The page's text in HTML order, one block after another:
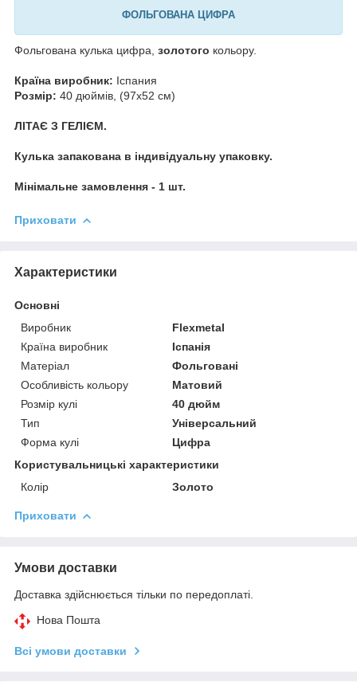
ФОЛЬГОВАНА ЦИФРА
Фольгована кулька цифра, золотого кольору.
Країна виробник: Іспания
Розмір: 40 дюймів, (97х52 см)
ЛІТАЄ З ГЕЛІЄМ.
Кулька запакована в індивідуальну упаковку.
Мінімальне замовлення - 1 шт.
Приховати
Характеристики
Основні
Виробник
Flexmetal
Країна виробник
Іспанія
Матеріал
Фольговані
Особливість кольору
Матовий
Розмір кулі
40 дюйм
Тип
Універсальний
Форма кулі
Цифра
Користувальницькі характеристики
Колір
Золото
Приховати
Умови доставки
Доставка здійснюється тільки по передоплаті.
Нова Пошта
Всі умови доставки